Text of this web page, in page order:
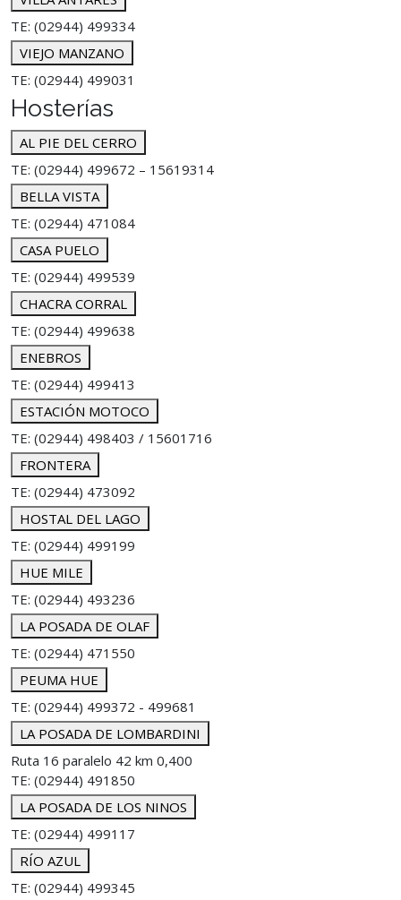
TE: (02944) 499334
VIEJO MANZANO
TE: (02944) 499031
Hosterías
AL PIE DEL CERRO
TE: (02944) 499672 – 15619314
BELLA VISTA
TE: (02944) 471084
CASA PUELO
TE: (02944) 499539
CHACRA CORRAL
TE: (02944) 499638
ENEBROS
TE: (02944) 499413
ESTACIÓN MOTOCO
TE: (02944) 498403 / 15601716
FRONTERA
TE: (02944) 473092
HOSTAL DEL LAGO
TE: (02944) 499199
HUE MILE
TE: (02944) 493236
LA POSADA DE OLAF
TE: (02944) 471550
PEUMA HUE
TE: (02944) 499372 - 499681
LA POSADA DE LOMBARDINI
Ruta 16 paralelo 42 km 0,400
TE: (02944) 491850
LA POSADA DE LOS NINOS
TE: (02944) 499117
RÍO AZUL
TE: (02944) 499345